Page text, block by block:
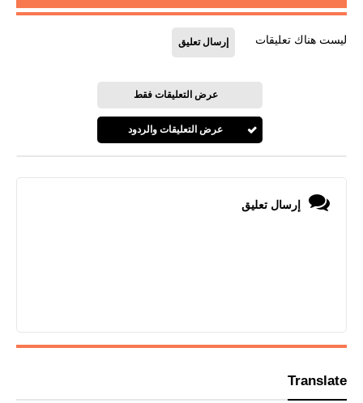
ليست هناك تعليقات إرسال تعليق
عرض التعليقات فقط
عرض التعليقات والردود
إرسال تعليق
Translate